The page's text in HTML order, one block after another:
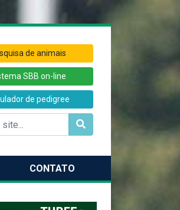
de animais
SBB on-line
de pedigree
CONTATO